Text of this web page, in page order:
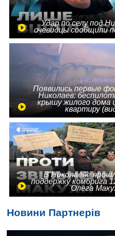
Удар по селу под
очевидцы сообщили
Появились первые
Николаев:
крышу жилого дома
квартиру
В Николаеве
поддержку комбрига
Олега